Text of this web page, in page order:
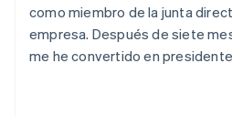
como miembro de la junta
empresa. Después de siete
me he convertido en